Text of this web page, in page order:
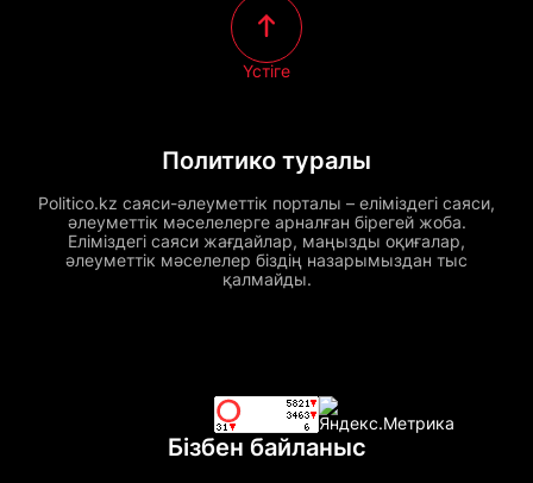
Политико туралы
Politico.kz саяси-әлеуметтік порталы – еліміздегі саяси,
әлеуметтік мәселелерге арналған бірегей жоба.
Еліміздегі саяси жағдайлар, маңызды оқиғалар,
әлеуметтік мәселелер біздің назарымыздан тыс
қалмайды.
Үстіге
Бізбен байланыс